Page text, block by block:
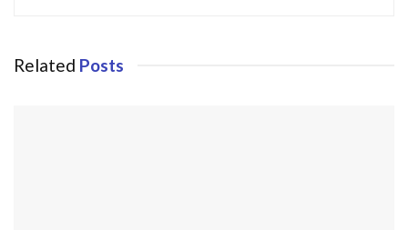
Related Posts